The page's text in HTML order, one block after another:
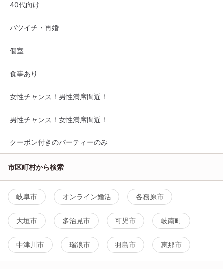
40代向け
バツイチ・再婚
個室
食事あり
女性チャンス！男性満席間近！
男性チャンス！女性満席間近！
クーポン付きのパーティーのみ
市区町村から検索
岐阜市 オンライン婚活 各務原市
大垣市 多治見市 可児市 岐南町
中津川市 瑞浪市 羽島市 恵那市